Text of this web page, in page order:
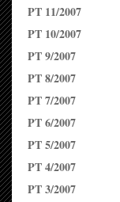
PT 11/2007
PT 10/2007
PT 9/2007
PT 8/2007
PT 7/2007
PT 6/2007
PT 5/2007
PT 4/2007
PT 3/2007